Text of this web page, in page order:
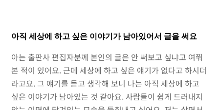
아직 세상에 하고 싶은 이야기가 남아있어서 글을 써요
아는 출판사 편집자분께 본인의 글은 안 써보고 싶냐고 여쭤
본 적이 있어요. 근데 세상에 하고 싶은 얘기가 없다고 하시더
라고요. 그 얘기를 듣고 생각해 보니 나는 아직 세상에 하고
싶은 이야기가 남아있는 것 같아요. 사람들이 쉽게 드러내지